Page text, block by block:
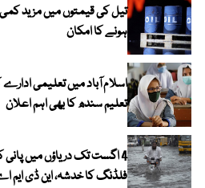
تیل کی قیمتوں میں مزید کمی
ہونے کا امکان
اسلام آباد میں تعلیمی
تعلیم سندھ کا بھی اہم اعلان
4 اگست تک دریاؤں میں
فلڈنگ کا خدشہ، این ڈی ایم